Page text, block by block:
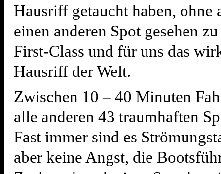
Hausriff getaucht haben, ohne
einen anderen Spot gesehen
First-Class und für uns das
Hausriff der Welt.
Zwischen 10 – 40 Minuten
alle anderen 43 traumhaften
Fast immer sind es
aber keine Angst, die